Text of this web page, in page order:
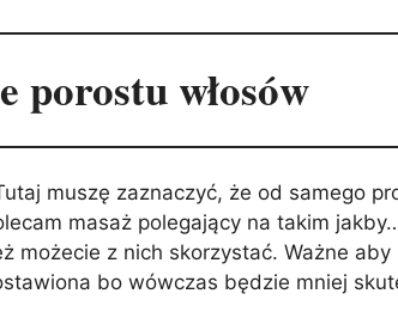
porostu włosów
muszę zaznaczyć, że od samego
masaż polegający na takim
z nich skorzystać. Ważne
bo wówczas będzie mniej